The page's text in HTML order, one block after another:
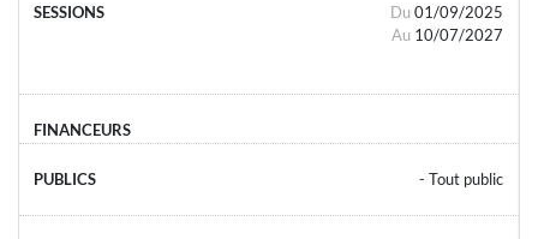
Du 01/09/2025
Au 10/07/2027
- Tout public